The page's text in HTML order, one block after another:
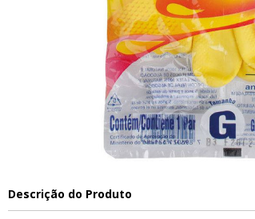
Descrição do Produto